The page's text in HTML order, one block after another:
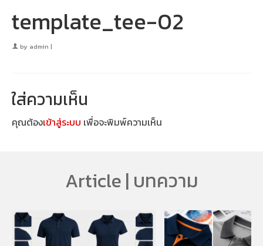
template_tee-02
by admin |
ใส่ความเห็น
คุณต้องเข้าสู่ระบบ เพื่อจะพิมพ์ความเห็น
Article | บทความ